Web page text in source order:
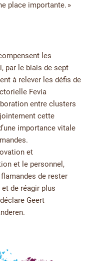
place importante. »
les
par le biais de sept
à relever les défis de
Fevia
entre clusters
cette
importance vitale
et
et le personnel,
de rester
de réagir plus
Geert